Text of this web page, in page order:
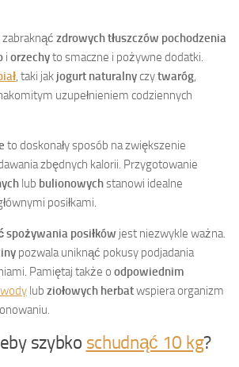
zdrowych tłuszczów pochodzenia
i orzechyto smaczne i pożywne dodatki.
, taki jak jogurt naturalnyczytwaróg,
uzupełnieniem codziennych
to doskonały sposób na zwiększenie
zbędnych kalorii. Przygotowanie
lub bulionowychstanowi idealne
posiłkami.
spożywania posiłków jest niezwykle ważna.
pozwala uniknąć pokusy podjadania
Pamiętaj także o odpowiednim
lub ziołowych herbatwspiera organizm
szybko schudnąć 10 kg?